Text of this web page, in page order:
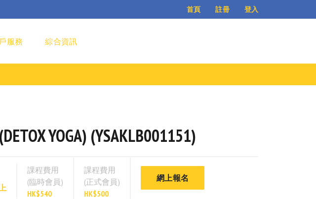
首頁 註冊 登入
服務 綜合資訊
YOGA) (YSAKLB001151)
課程費用
(臨時會員)
HK$540
課程費用
(正式會員)
HK$500
網上報名